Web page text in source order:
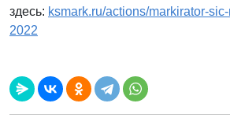
здесь: ksmark.ru/actions/markirator-
2022